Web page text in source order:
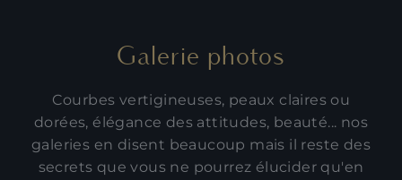
Galerie photos
Courbes vertigineuses, peaux claires ou
dorées, élégance des attitudes, beauté... nos
galeries en disent beaucoup mais il reste des
secrets que vous ne pourrez élucider qu'en